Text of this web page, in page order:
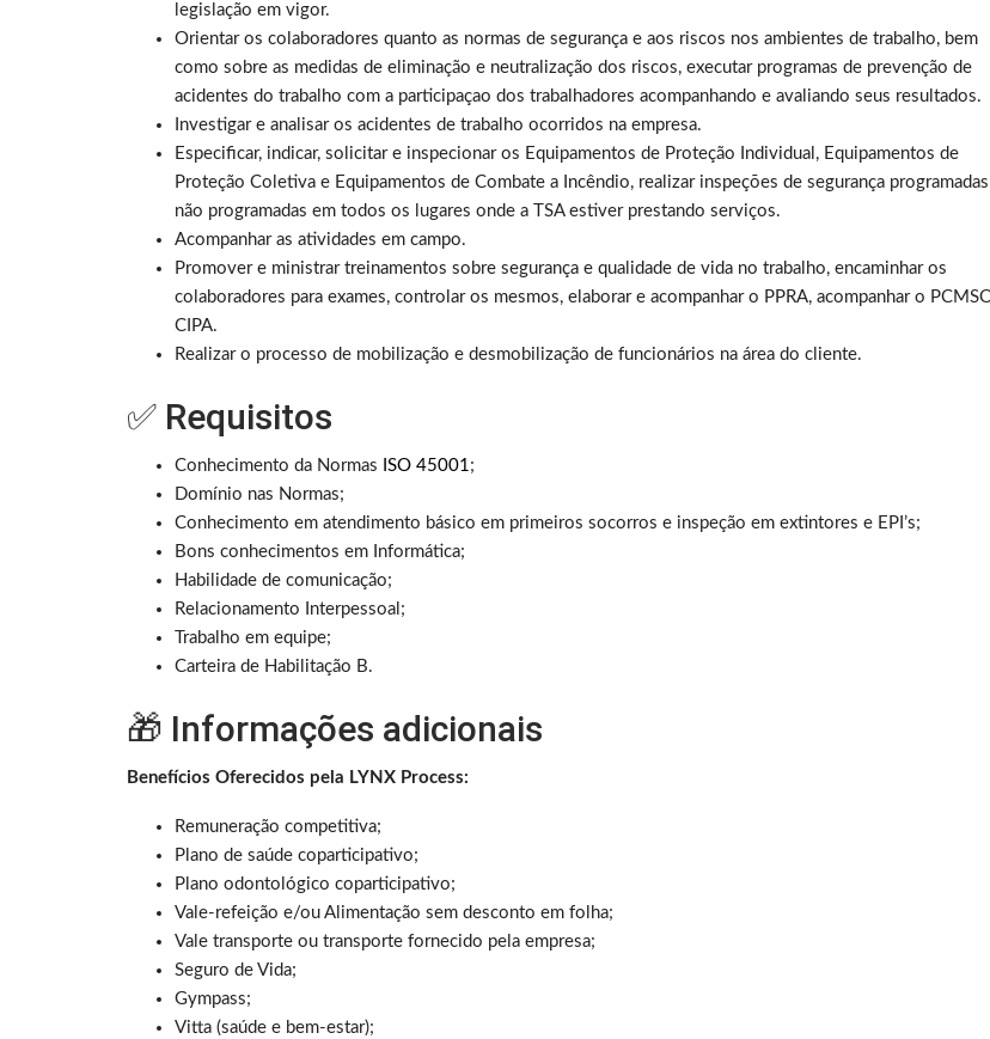
legislação em vigor.
Orientar os colaboradores quanto as normas de segurança e aos riscos nos ambientes de trabalho, bem
como sobre as medidas de eliminação e neutralização dos riscos, executar programas de prevenção de
acidentes do trabalho com a participaçao dos trabalhadores acompanhando e avaliando seus resultados.
Investigar e analisar os acidentes de trabalho ocorridos na empresa.
Especificar, indicar, solicitar e inspecionar os Equipamentos de Proteção Individual, Equipamentos de
Proteção Coletiva e Equipamentos de Combate a Incêndio, realizar inspeções de segurança
não programadas em todos os lugares onde a TSA estiver prestando serviços.
Acompanhar as atividades em campo.
Promover e ministrar treinamentos sobre segurança e qualidade de vida no trabalho, encaminhar os
colaboradores para exames, controlar os mesmos, elaborar e acompanhar o PPRA, acompanhar o
CIPA.
Realizar o processo de mobilização e desmobilização de funcionários na área do cliente.
✅ Requisitos
Conhecimento da Normas ISO 45001;
Domínio nas Normas;
Conhecimento em atendimento básico em primeiros socorros e inspeção em extintores e EPI’s;
Bons conhecimentos em Informática;
Habilidade de comunicação;
Relacionamento Interpessoal;
Trabalho em equipe;
Carteira de Habilitação B.
🎁 Informações adicionais
Benefícios Oferecidos pela LYNX Process:
Remuneração competitiva;
Plano de saúde coparticipativo;
Plano odontológico coparticipativo;
Vale-refeição e/ou Alimentação sem desconto em folha;
Vale transporte ou transporte fornecido pela empresa;
Seguro de Vida;
Gympass;
Vitta (saúde e bem-estar);